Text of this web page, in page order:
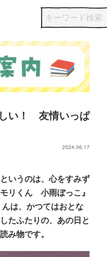
い！ 友情いっぱ
2024.06.17
いうのは、心をすみず
リくん 小雨ぼっこ』
は、かつてはおとな
たふたりの、あの日と
み物です。